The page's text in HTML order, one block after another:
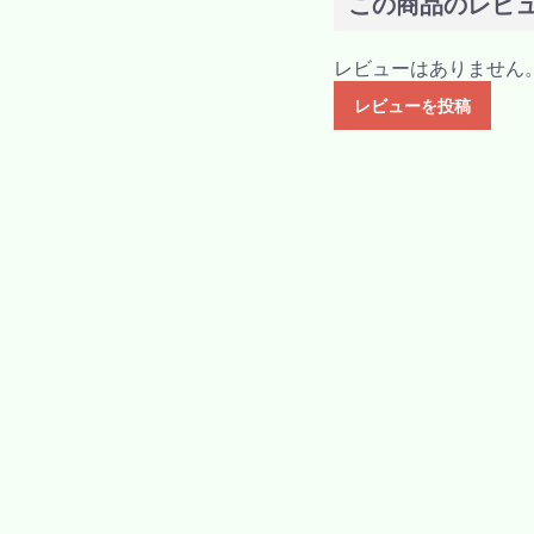
レビューはありません。
レビューを投稿